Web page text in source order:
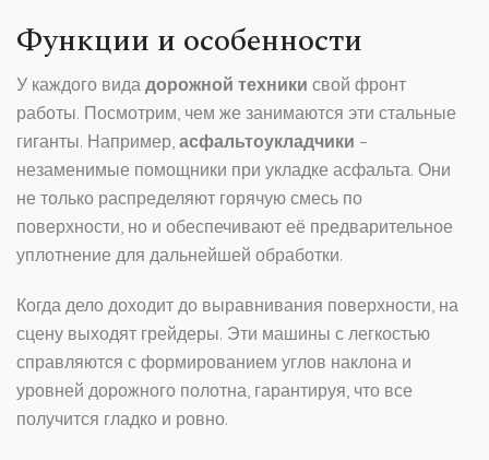
Функции и особенности
У каждого вида дорожной техники свой фронт
работы. Посмотрим, чем же занимаются эти стальные
гиганты. Например, асфальтоукладчики –
незаменимые помощники при укладке асфальта. Они
не только распределяют горячую смесь по
поверхности, но и обеспечивают её предварительное
уплотнение для дальнейшей обработки.
Когда дело доходит до выравнивания поверхности, на
сцену выходят грейдеры. Эти машины с легкостью
справляются с формированием углов наклона и
уровней дорожного полотна, гарантируя, что все
получится гладко и ровно.